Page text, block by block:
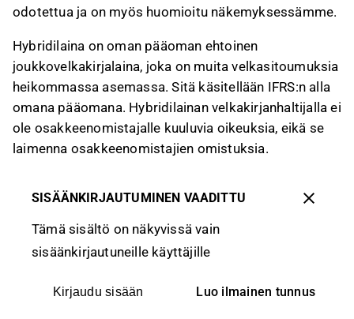
odotettua ja on myös huomioitu näkemyksessämme.
Hybridilaina on oman pääoman ehtoinen
joukkovelkakirjalaina, joka on muita velkasitoumuksia
heikommassa asemassa. Sitä käsitellään IFRS:n alla
omana pääomana. Hybridilainan velkakirjanhaltijalla ei
ole osakkeenomistajalle kuuluvia oikeuksia, eikä se
laimenna osakkeenomistajien omistuksia.
SISÄÄNKIRJAUTUMINEN VAADITTU
Tämä sisältö on näkyvissä vain
sisäänkirjautuneille käyttäjille
Kirjaudu sisään Luo ilmainen tunnus